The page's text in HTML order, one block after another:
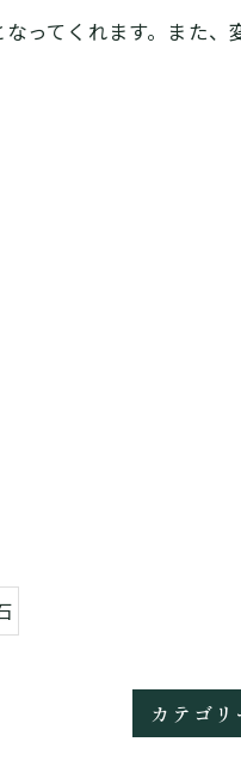
ってくれます。また、
カテゴリ